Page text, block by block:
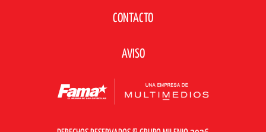
CONTACTO
AVISO